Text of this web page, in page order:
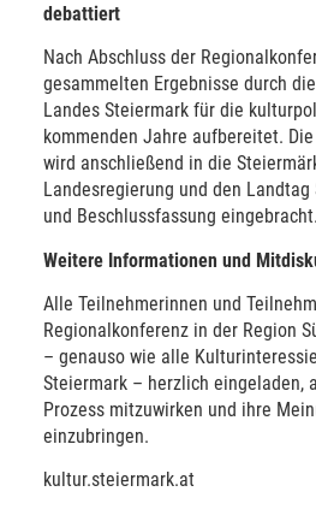
debattiert
Nach Abschluss der
gesammelten Ergebnisse durch
Landes Steiermark für die
kommenden Jahre aufbereitet.
wird anschließend in die
Landesregierung und den
und Beschlussfassung eingebracht.
Weitere Informationen und
Alle Teilnehmerinnen und
Regionalkonferenz in der Region
– genauso wie alle
Steiermark – herzlich eingeladen,
Prozess mitzuwirken und ihre
einzubringen.
kultur.steiermark.at